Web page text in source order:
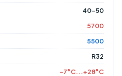
40-50
5700
5500
R32
-7°C...+28°C